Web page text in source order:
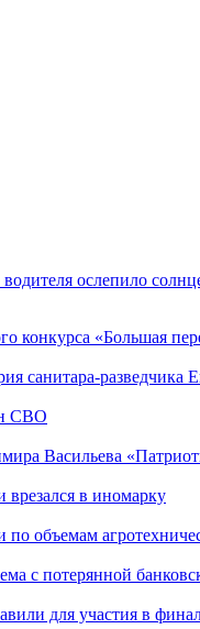
ослепило
конкурса «Большая
санитара-разведчика
СВО
Васильева
в иномарку
объемам
с потерянной
для участия в